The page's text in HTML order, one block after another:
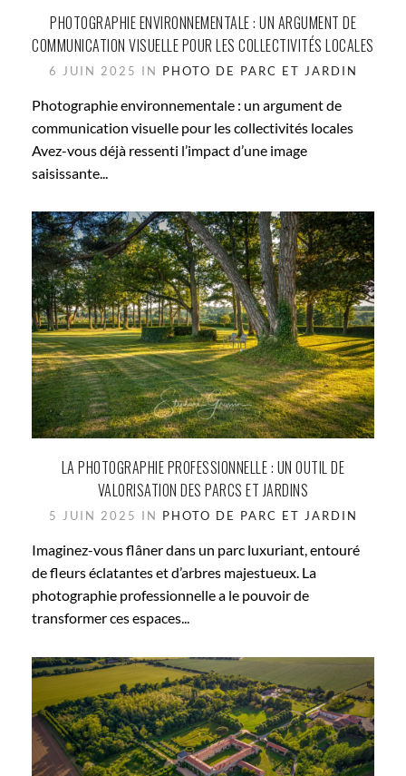
PHOTOGRAPHIE ENVIRONNEMENTALE : UN ARGUMENT DE
COMMUNICATION VISUELLE POUR LES COLLECTIVITÉS LOCALES
6 JUIN 2025 IN PHOTO DE PARC ET JARDIN
Photographie environnementale : un argument de
communication visuelle pour les collectivités locales
Avez-vous déjà ressenti l’impact d’une image
saisissante...
LA PHOTOGRAPHIE PROFESSIONNELLE : UN OUTIL DE
VALORISATION DES PARCS ET JARDINS
5 JUIN 2025 IN PHOTO DE PARC ET JARDIN
Imaginez-vous flâner dans un parc luxuriant, entouré
de fleurs éclatantes et d’arbres majestueux. La
photographie professionnelle a le pouvoir de
transformer ces espaces...